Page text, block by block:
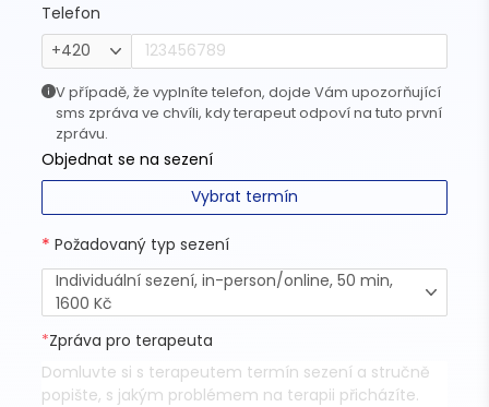
Telefon
+420
V případě, že vyplníte telefon, dojde Vám upozorňující
sms zpráva ve chvíli, kdy terapeut odpoví na tuto první
zprávu.
Objednat se na sezení
Vybrat termín
* Požadovaný typ sezení
Individuální sezení, in-person/online, 50 min,
1600 Kč
*Zpráva pro terapeuta